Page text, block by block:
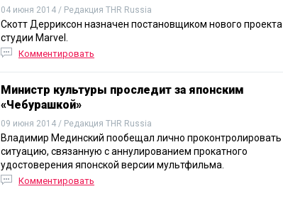
04 июня 2014 / Редакция THR Russia
Скотт Дерриксон назначен постановщиком нового проекта
студии Marvel.
Комментировать
Министр культуры проследит за японским
«Чебурашкой»
09 июня 2014 / Редакция THR Russia
Владимир Мединский пообещал лично проконтролировать
ситуацию, связанную с аннулированием прокатного
удостоверения японской версии мультфильма.
Комментировать